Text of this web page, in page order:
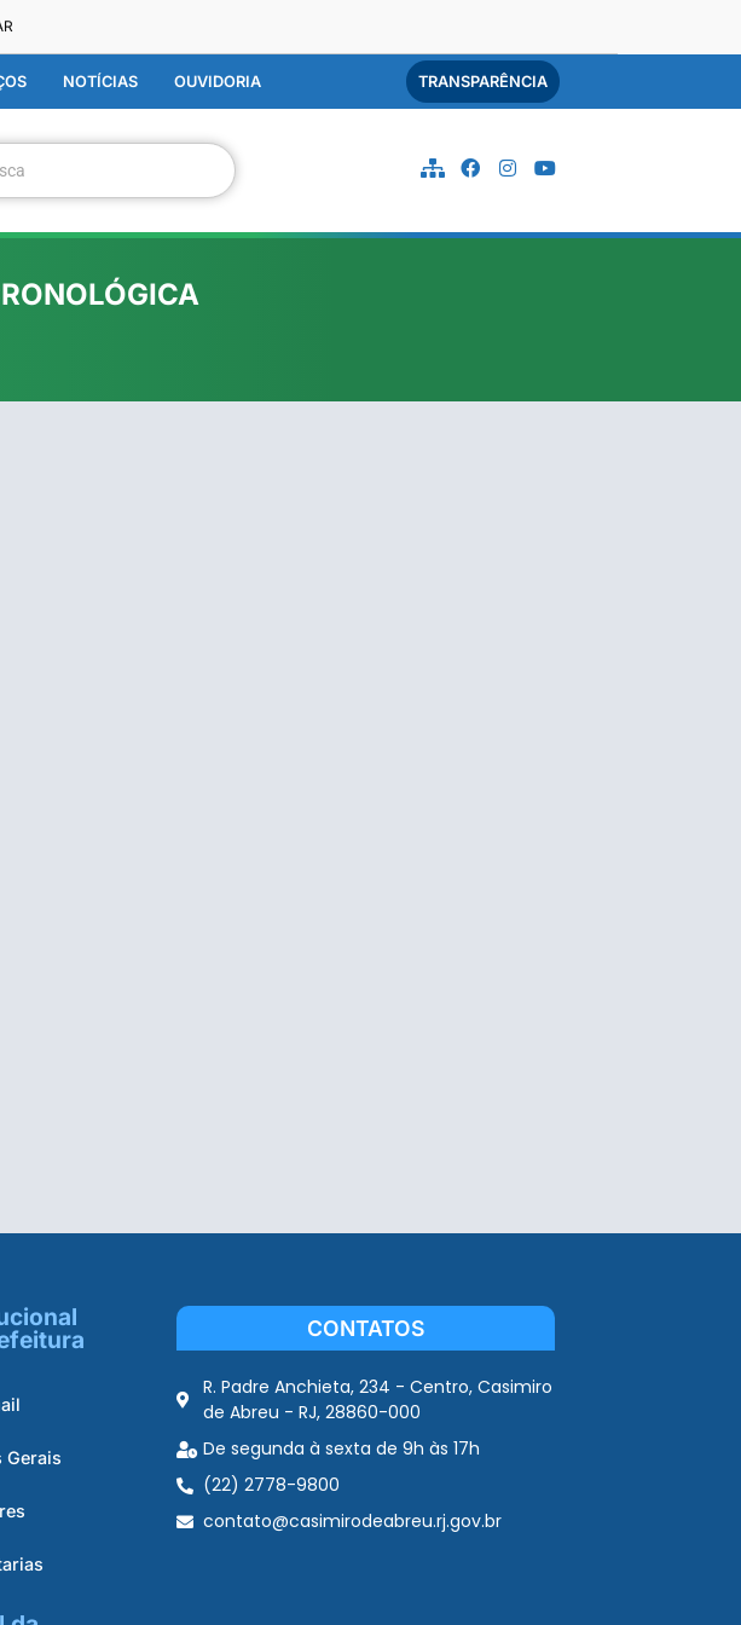
NOTÍCIAS OUVIDORIA TRANSPARÊNCIA
Gerais
CONTATOS
R. Padre Anchieta, 234 - Centro, Casimiro
de Abreu - RJ, 28860-000
De segunda à sexta de 9h às 17h
(22) 2778-9800
contato@casimirodeabreu.rj.gov.br